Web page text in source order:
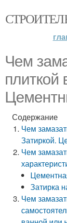
Чем
плиткой
Содержание
Чем
Затиркой.
Чем
Затирка
Чем